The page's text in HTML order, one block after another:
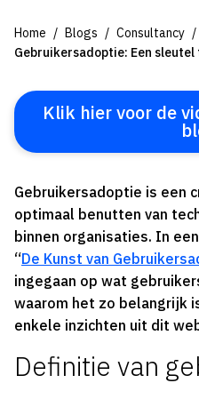
Home Blogs
Consultancy
Gebruikersadoptie: Een
Klik hier voor de
Gebruikersadoptie is een
optimaal benutten van
binnen organisaties. In
“De Kunst van
ingegaan op wat
waarom het zo belangrijk
enkele inzichten uit dit
Definitie van